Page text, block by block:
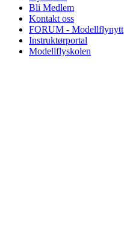
Bli Medlem
Kontakt oss
FORUM - Modellflynytt
Instruktørportal
Modellflyskolen